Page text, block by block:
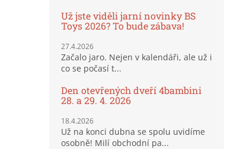
Už jste viděli jarní novinky BS
Toys 2026? To bude zábava!
27.4.2026
Začalo jaro. Nejen v kalendáři, ale už i
co se počasí t...
Den otevřených dveří 4bambini
28. a 29. 4. 2026
18.4.2026
Už na konci dubna se spolu uvidíme
osobně! Milí obchodní pa...